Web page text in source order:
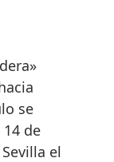
se
de
el